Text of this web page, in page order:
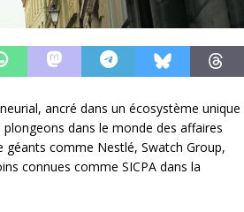
ancré dans un écosystème unique
dans le monde des affaires
comme Nestlé, Swatch Group,
connues comme SICPA dans la